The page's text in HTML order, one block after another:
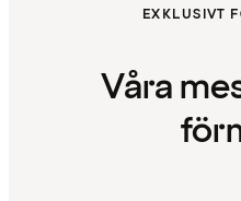
EXKLUSIVT
Våra